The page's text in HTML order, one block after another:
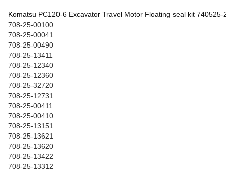
Komatsu PC120-6 Excavator Travel Motor Floating seal kit 740525-
708-25-00100
708-25-00041
708-25-00490
708-25-13411
708-25-12340
708-25-12360
708-25-32720
708-25-12731
708-25-00411
708-25-00410
708-25-13151
708-25-13621
708-25-13620
708-25-13422
708-25-13312